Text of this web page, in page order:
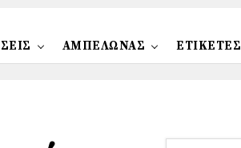
ΑΜΠΕΛΩΝΑΣ ΕΤΙΚΕΤΕΣ